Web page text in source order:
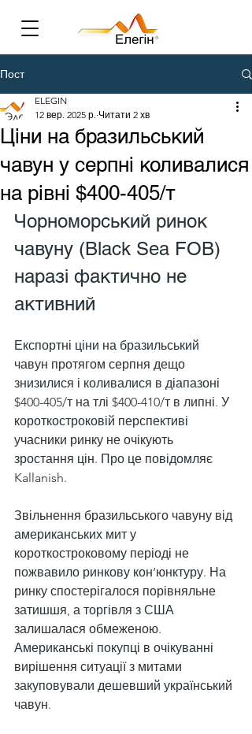
Пост
Ціни на бразильський
чавун у серпні коливалися
на рівні $400-405/т
ELEGIN
12 вер. 2025 р. Читати 2 хв
Чорноморський ринок
чавуну (Black Sea FOB)
наразі фактично не
активний
Експортні ціни на бразильський
чавун протягом серпня дещо
знизилися і коливалися в діапазоні
$400-405/т на тлі $400-410/т в липні. У
короткостроковій перспективі
учасники ринку не очікують
зростання цін. Про це повідомляє
Kallanish.
Звільнення бразильського чавуну від
американських мит у
короткостроковому періоді не
пожвавило ринкову кон’юнктуру. На
ринку спостерігалося порівняльне
затишшя, а торгівля з США
залишалася обмеженою.
Американські покупці в очікуванні
вирішення ситуації з митами
закуповували дешевший український
чавун.